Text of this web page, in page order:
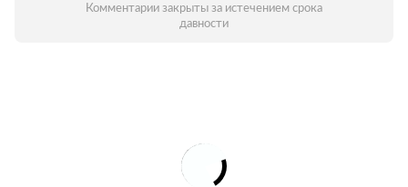
Комментарии закрыты за истечением срока
давности